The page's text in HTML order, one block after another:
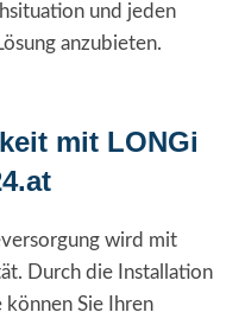
und jeden
anzubieten.
mit LONGi
wird mit
Durch die Installation
Sie Ihren